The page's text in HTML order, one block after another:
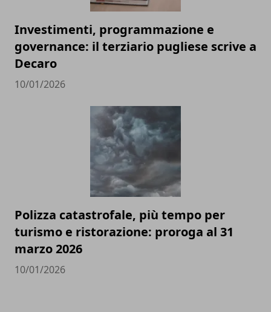
Investimenti, programmazione e
governance: il terziario pugliese scrive a
Decaro
10/01/2026
Polizza catastrofale, più tempo per
turismo e ristorazione: proroga al 31
marzo 2026
10/01/2026